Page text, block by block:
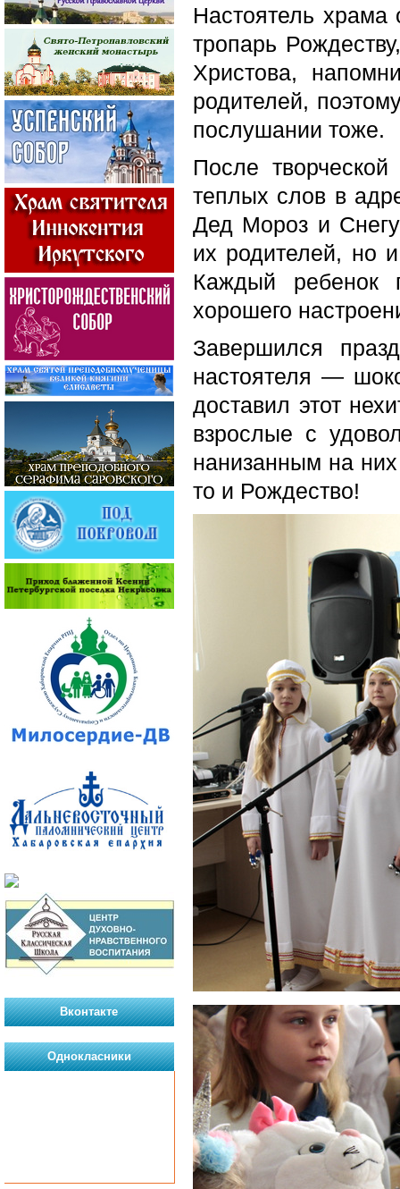
Настоятель
тропарь
Христова,
родителей,
послушании тоже.
После
теплых слов в
Дед Мороз и
их родителей, но
Каждый ребенок
хорошего
Завершился
настоятеля —
доставил этот
взрослые с
нанизанным на
то и Рождество!
Вконтакте
Однокласники